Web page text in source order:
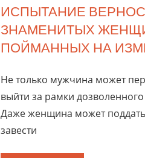
ИСПЫТАНИЕ
ЗНАМЕНИТЫХ
ПОЙМАННЫХ НА
Не только мужчина может
выйти за рамки
Даже женщина может
завести